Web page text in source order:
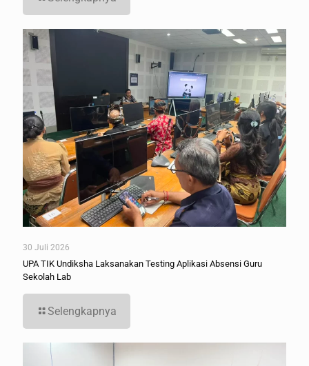
30 Juli 2026
UPA TIK Undiksha Laksanakan Testing Aplikasi Absensi Guru
Sekolah Lab
Selengkapnya